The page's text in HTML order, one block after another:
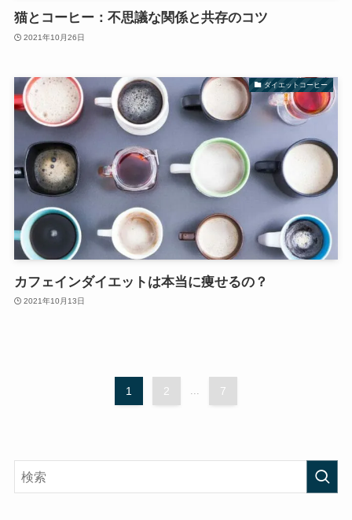
猫とコーヒー：不思議な関係と共存のコツ
2021年10月26日
ダイエットコーヒー
カフェインダイエットは本当に痩せるの？
2021年10月13日
1 2 7